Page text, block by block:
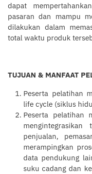
dapat
pasaran dan mampu
dilakukan dalam
total waktu produk
TUJUAN & MANFAAT
Peserta pelatihan
life cycle (siklus
Peserta pelatihan
mengintegrasikan
penjualan,
merampingkan
data pendukung
suku cadang dan